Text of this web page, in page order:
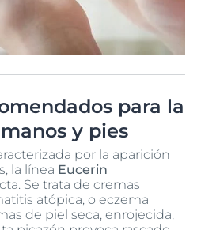
para la
y pies
por la aparición
la línea Eucerin
Se trata de cremas
atópica, o eczema
de piel seca, enrojecida,